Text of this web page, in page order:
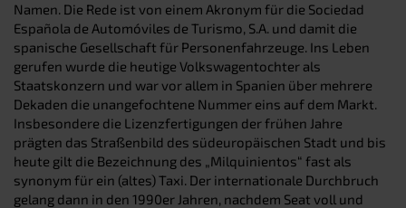
Namen. Die Rede ist von einem Akronym für die Sociedad
Española de Automóviles de Turismo, S.A. und damit die
spanische Gesellschaft für Personenfahrzeuge. Ins Leben
gerufen wurde die heutige Volkswagentochter als
Staatskonzern und war vor allem in Spanien über mehrere
Dekaden die unangefochtene Nummer eins auf dem Markt.
Insbesondere die Lizenzfertigungen der frühen Jahre
prägten das Straßenbild des südeuropäischen Stadt und bis
heute gilt die Bezeichnung des „Milquinientos“ fast als
synonym für ein (altes) Taxi. Der internationale Durchbruch
gelang dann in den 1990er Jahren, nachdem Seat voll und